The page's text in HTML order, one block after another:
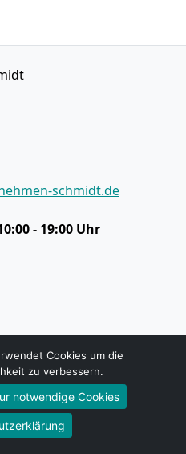
schmidt.de
- 19:00 Uhr
Cookies um die
zu verbessern.
notwendige Cookies